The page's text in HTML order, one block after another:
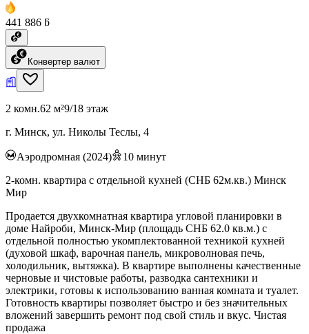
441 886 ƃ
Конвертер валют
2 комн.62 м²9/18 этаж
г. Минск, ул. Николы Теслы, 4
Аэродромная (2024) 10 минут
2-комн. квартира с отдельной кухней (СНБ 62м.кв.) Минск
Мир
Продается двухкомнатная квартира угловой планировки в
доме Найроби, Минск-Мир (площадь СНБ 62.0 кв.м.) с
отдельной полностью укомплектованной техникой кухней
(духовой шкаф, варочная панель, микроволновая печь,
холодильник, вытяжка). В квартире выполнены качественные
черновые и чистовые работы, разводка сантехники и
электрики, готовы к использованию ванная комната и туалет.
Готовность квартиры позволяет быстро и без значительных
вложений завершить ремонт под свой стиль и вкус. Чистая
продажа